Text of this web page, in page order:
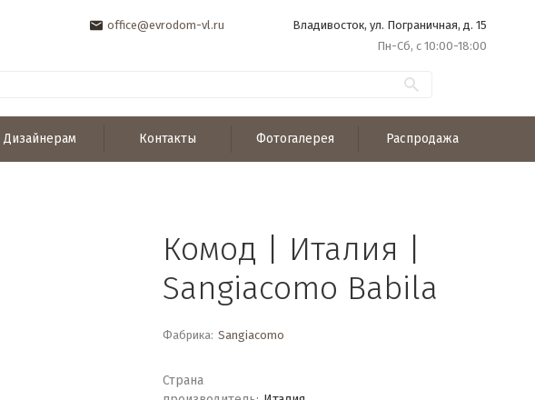
office@evrodom-vl.ru
Владивосток, ул. Пограничная, д. 15
Пн-Сб, с 10:00-18:00
Дизайнерам Контакты Фотогалерея Распродажа
Комод | Италия |
Sangiacomo Babila
Фабрика: Sangiacomo
Страна